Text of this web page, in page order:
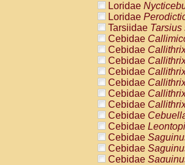
Loridae
Loridae
Tarsiidae Tarsius
Cebidae
Cebidae
Cebidae
Cebidae
Cebidae
Cebidae
Cebidae
Cebidae
Cebidae
Cebidae
Cebidae
Cebidae